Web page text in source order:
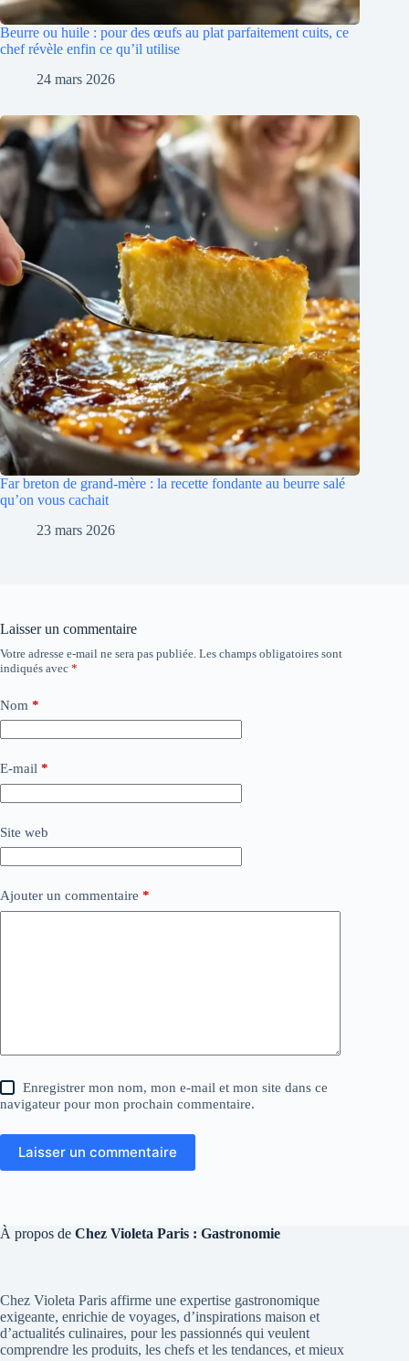
Beurre ou huile : pour des œufs au plat parfaitement cuits, ce
chef révèle enfin ce qu’il utilise
24 mars 2026
Far breton de grand-mère : la recette fondante au beurre salé
qu’on vous cachait
23 mars 2026
Laisser un commentaire
Votre adresse e-mail ne sera pas publiée. Les champs obligatoires sont
indiqués avec *
Nom *
E-mail *
Site web
Ajouter un commentaire *
Enregistrer mon nom, mon e-mail et mon site dans ce
navigateur pour mon prochain commentaire.
Laisser un commentaire
À propos de Chez Violeta Paris : Gastronomie
Chez Violeta Paris affirme une expertise gastronomique
exigeante, enrichie de voyages, d’inspirations maison et
d’actualités culinaires, pour les passionnés qui veulent
comprendre les produits, les chefs et les tendances, et mieux